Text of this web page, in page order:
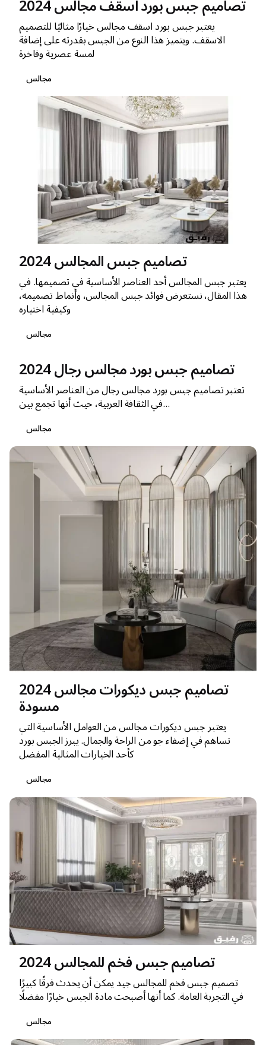
يعتبر جبس بورد اسقف مجالس خيارًا مثاليًا للتصميم
الاسقف. ويتميز هذا النوع من الجبس بقدرته على إضافة
لمسة عصرية وفاخرة
مجالس
تصاميم جبس المجالس 2024
يعتبر جبس المجالس أحد العناصر الأساسية في تصميمها. في
هذا المقال، نستعرض فوائد جبس المجالس، وأنماط تصميمه،
وكيفية اختياره
مجالس
تصاميم جبس بورد مجالس رجال 2024
تعتبر تصاميم جبس بورد مجالس رجال من العناصر الأساسية
في الثقافة العربية، حيث أنها تجمع بين...
مجالس
تصاميم جبس ديكورات مجالس 2024
مسودة
يعتبر جبس ديكورات مجالس من العوامل الأساسية التي
تساهم في إضفاء جو من الراحة والجمال. يبرز الجبس بورد
كأحد الخيارات المثالية المفضل
مجالس
تصاميم جبس فخم للمجالس 2024
تصميم جبس فخم للمجالس جيد يمكن أن يحدث فرقًا كبيرًا
في التجربة العامة. كما أنها أصبحت مادة الجبس خيارًا مفضلًا
مجالس